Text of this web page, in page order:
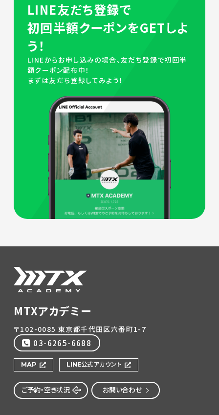
LINE友だち登録で
初回半額クーポンをGETしよ
う！
LINEからお申し込みの場合、友だち登録で初回半
額クーポン配布中！
まずは友だち登録してみよう！
MTXアカデミー
〒102-0085 東京都千代田区六番町1-7
03-6265-6688
MAP LINE公式アカウント
ご予約・空き状況 お問い合わせ